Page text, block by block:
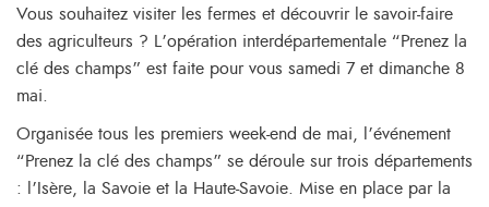
Vous souhaitez visiter les fermes et découvrir le savoir-faire
des agriculteurs ? L’opération interdépartementale “Prenez la
clé des champs” est faite pour vous samedi 7 et dimanche 8
mai.
Organisée tous les premiers week-end de mai, l’événement
“Prenez la clé des champs” se déroule sur trois départements
: l’Isère, la Savoie et la Haute-Savoie. Mise en place par la